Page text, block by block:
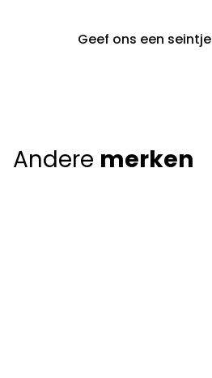
Geef ons een seintje
Andere merken